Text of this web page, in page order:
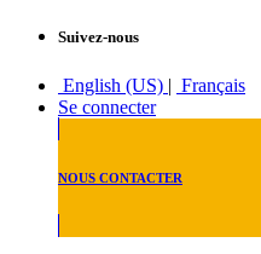
Suivez-nous
English (US) | Français
Se connecter
NOUS CONTACTER